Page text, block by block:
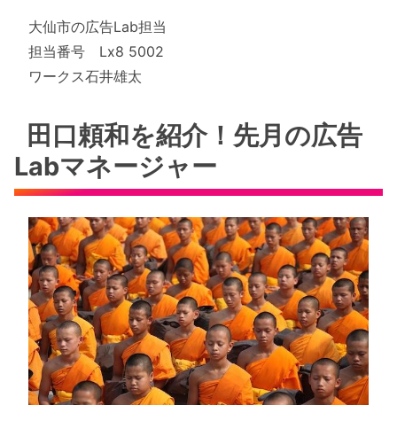
大仙市の広告Lab担当
担当番号 Lx8 5002
ワークス石井雄太
田口頼和を紹介！先月の広告
Labマネージャー